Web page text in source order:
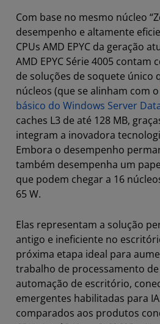
Com base no mesmo núcleo
desempenho e altamente
CPUs AMD EPYC da geração
AMD EPYC Série 4005 contam
de soluções de soquete único
núcleos (que se alinham com o
básico do Windows Server
caches L3 de até 128 MB,
integram a inovadora
Embora o desempenho
também desempenha um
que podem chegar a 16
65 W.
Elas representam a solução
antigo e ineficiente no
próxima etapa ideal para
trabalho de processamento
automação de escritório,
emergentes habilitadas para
comparados aos produtos